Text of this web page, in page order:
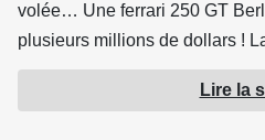
volée… Une ferrari 250 GT
plusieurs millions de dollars !
homme au passé troubvle
voiture, Logan, enquête…
Lire la